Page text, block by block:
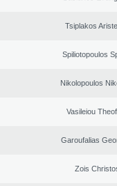
Tsiplakos
Spiliotopoulos
Nikolopoulos
Vasileiou
Garoufalias
Zois